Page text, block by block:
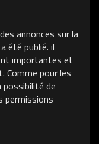
annonces sur la
été publié. il
importantes et
Comme pour les
possibilité de
permissions